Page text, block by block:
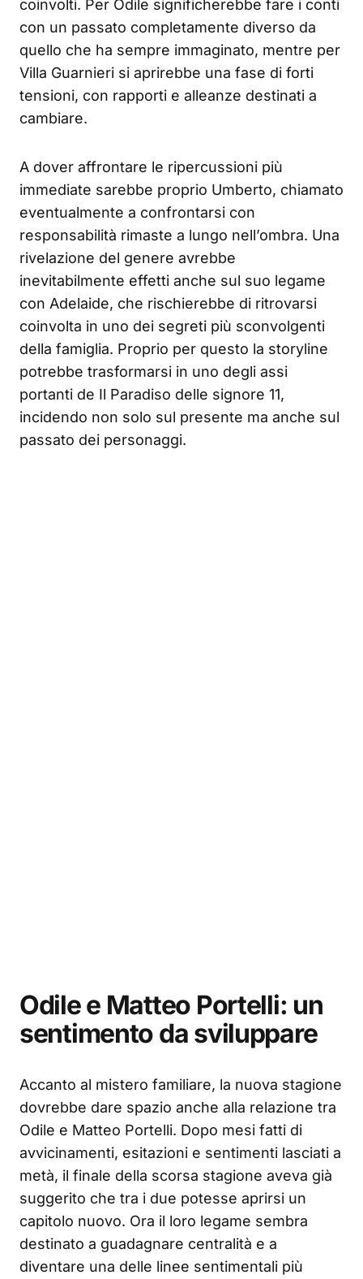
coinvolti. Per Odile significherebbe fare i conti
con un passato completamente diverso da
quello che ha sempre immaginato, mentre per
Villa Guarnieri si aprirebbe una fase di forti
tensioni, con rapporti e alleanze destinati a
cambiare.
A dover affrontare le ripercussioni più
immediate sarebbe proprio Umberto, chiamato
eventualmente a confrontarsi con
responsabilità rimaste a lungo nell’ombra. Una
rivelazione del genere avrebbe
inevitabilmente effetti anche sul suo legame
con Adelaide, che rischierebbe di ritrovarsi
coinvolta in uno dei segreti più sconvolgenti
della famiglia. Proprio per questo la storyline
potrebbe trasformarsi in uno degli assi
portanti de Il Paradiso delle signore 11,
incidendo non solo sul presente ma anche sul
passato dei personaggi.
Odile e Matteo Portelli: un
sentimento da sviluppare
Accanto al mistero familiare, la nuova stagione
dovrebbe dare spazio anche alla relazione tra
Odile e Matteo Portelli. Dopo mesi fatti di
avvicinamenti, esitazioni e sentimenti lasciati a
metà, il finale della scorsa stagione aveva già
suggerito che tra i due potesse aprirsi un
capitolo nuovo. Ora il loro legame sembra
destinato a guadagnare centralità e a
diventare una delle linee sentimentali più